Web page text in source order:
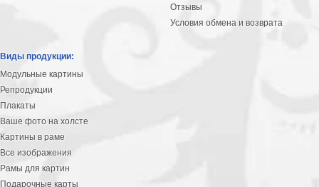
Отзывы
Условия обмена и возврата
Виды продукции:
Модульные картины
Репродукции
Плакаты
Ваше фото на холсте
Картины в раме
Все изображения
Рамы для картин
Подарочные карты